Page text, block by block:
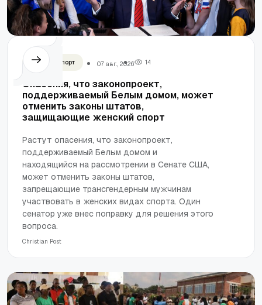
Женский спорт 07 авг., 2026 14
Опасения, что законопроект,
поддерживаемый Белым домом, может
отменить законы штатов,
защищающие женский спорт
Растут опасения, что законопроект,
поддерживаемый Белым домом и
находящийся на рассмотрении в Сенате США,
может отменить законы штатов,
запрещающие трансгендерным мужчинам
участвовать в женских видах спорта. Один
сенатор уже внес поправку для решения этого
вопроса.
Сhristian Post